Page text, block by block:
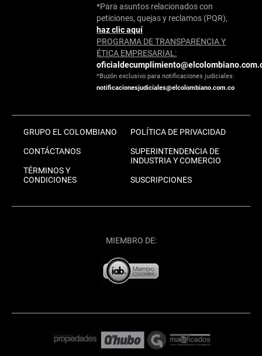
*Para asuntos relacionados con
peticiones, quejas y reclamos (PQR),
haz clic aquí
PROGRAMA DE TRANSPARENCIA Y
ÉTICA EMPRESARIAL:
*Buzón exclusivo para notificaciones judiciales:
notificacionesjudiciales@elcolombiano.com.co
GRUPO EL COLOMBIANO
CONTÁCTANOS
TÉRMINOS Y
CONDICIONES
POLÍTICA DE PRIVACIDAD
SUPERINTENDENCIA DE
INDUSTRIA Y COMERCIO
SUSCRIPCIONES
MIEMBRO DE: